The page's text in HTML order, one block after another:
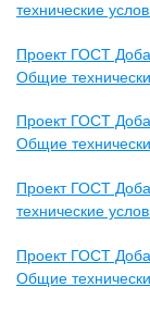
технические
Проект ГОСТ
Общие
Проект ГОСТ
Общие
Проект ГОСТ
технические
Проект ГОСТ
Общие